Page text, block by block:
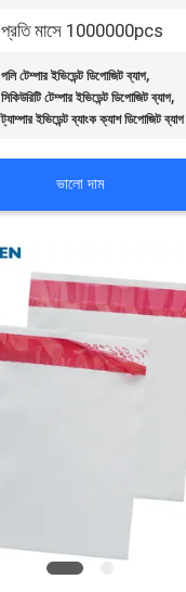
প্রতি মাসে 1000000pcs
পলি টেম্পার ইভিডেন্ট ডিপোজিট ব্যাগ,
সিকিউরিটি টেম্পার ইভিডেন্ট ডিপোজিট ব্যাগ,
ট্যাম্পার ইভিডেন্ট ব্যাংক ক্যাশ ডিপোজিট ব্যাগ
ভালো দাম